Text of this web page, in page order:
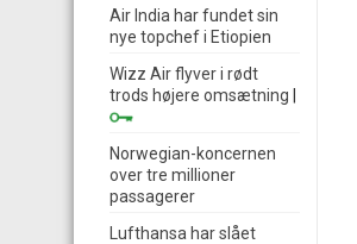
Air India har fundet sin
nye topchef i Etiopien
Wizz Air flyver i rødt
trods højere omsætning
Norwegian-koncernen
over tre millioner
passagerer
Lufthansa har slået